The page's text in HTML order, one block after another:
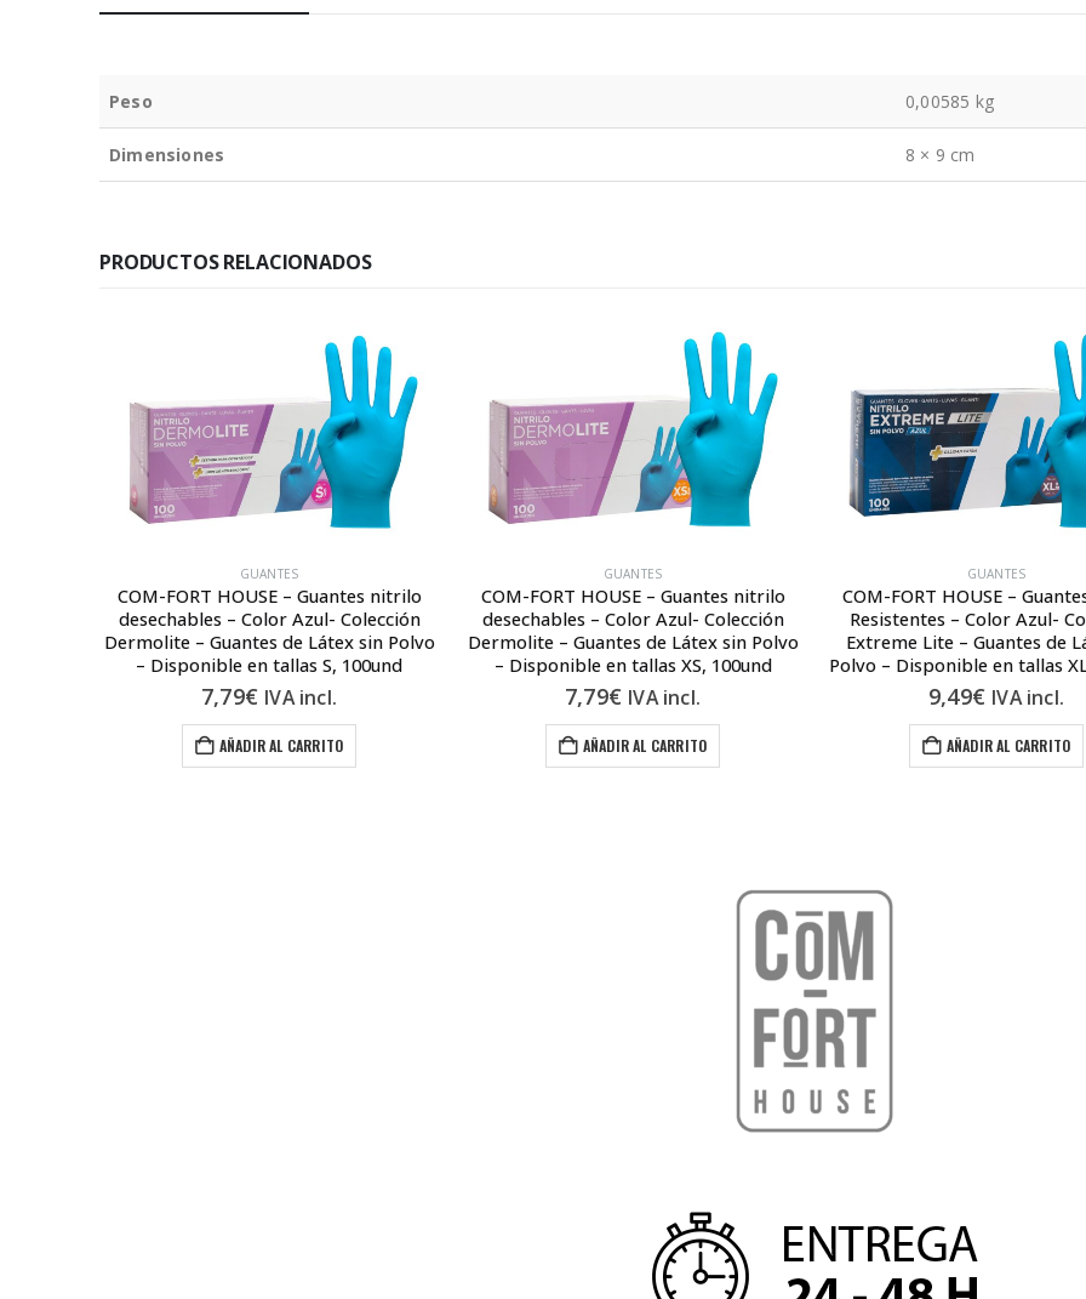
Peso 0,00585 kg
Dimensiones 8 × 9 cm
PRODUCTOS RELACIONADOS
GUANTES
COM-FORT HOUSE – Guantes nitrilo
desechables – Color Azul- Colección
Dermolite – Guantes de Látex sin Polvo
– Disponible en tallas S, 100und
7,79€ IVA incl.
AÑADIR AL CARRITO
GUANTES
COM-FORT HOUSE – Guantes nitrilo
desechables – Color Azul- Colección
Dermolite – Guantes de Látex sin Polvo
– Disponible en tallas XS, 100und
7,79€ IVA incl.
AÑADIR AL CARRITO
GUANTES
COM-FORT HOUSE –
Resistentes – Color Azul-
Extreme Lite – Guantes de
Polvo – Disponible en tallas
9,49€ IVA incl.
AÑADIR AL CARRITO